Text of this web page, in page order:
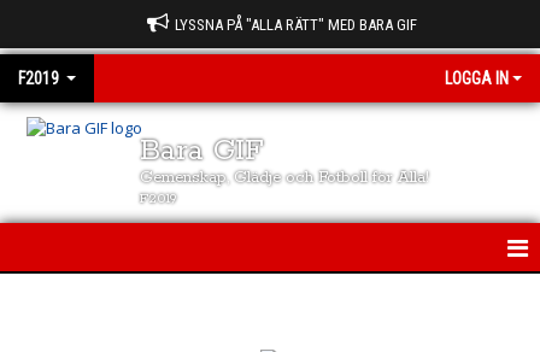
LYSSNA PÅ "ALLA RÄTT" MED BARA GIF
F2019 LOGGA IN
Bara GIF
Gemenskap, Glädje och Fotboll för Alla!
F2019